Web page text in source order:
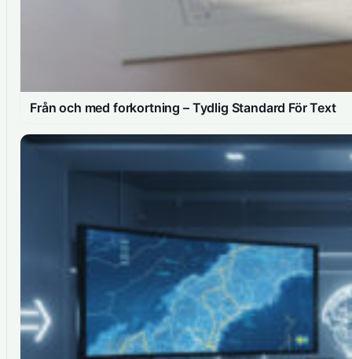
Från och med forkortning – Tydlig Standard För Text